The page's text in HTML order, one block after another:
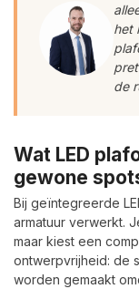
het
de
Wat LED
gewone
Bij geïntegreerde
armatuur verwerkt.
maar kiest een
ontwerpvrijheid: de
worden gemaakt